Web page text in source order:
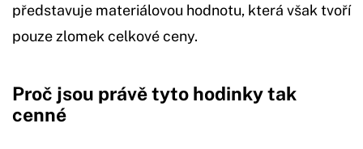
představuje materiálovou hodnotu, která však tvoří
pouze zlomek celkové ceny.
Proč jsou právě tyto hodinky tak
cenné